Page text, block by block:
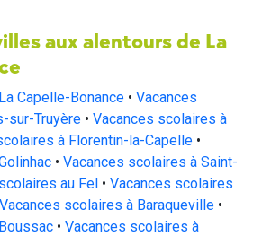
aux alentours de La
Capelle-Bonance • Vacances
sur-Truyère • Vacances scolaires à
à Florentin-la-Capelle •
• Vacances scolaires à Saint-
au Fel • Vacances scolaires
Vacances scolaires à Baraqueville •
• Vacances scolaires à